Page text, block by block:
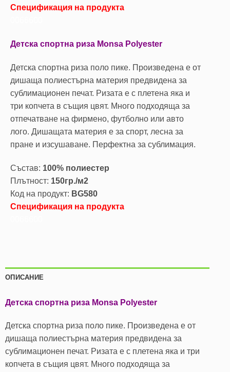
Спецификация на продукта
Детска спортна риза Monsa Polyester
Детска спортна риза поло пике. Произведена е от
дишаща полиестърна материя предвидена за
сублимационен печат. Ризата е с плетена яка и
три копчета в същия цвят. Много подходяща за
отпечатване на фирмено, футболно или авто
лого. Дишащата материя е за спорт, леснa за
пране и изсушаване. Перфектна за сублимация.
Състав: 100% полиестер
Плътност: 150гр./м2
Код на продукт: BG580
Спецификация на продукта
ОПИСАНИЕ
Детска спортна риза Monsa Polyester
Детска спортна риза поло пике. Произведена е от
дишаща полиестърна материя предвидена за
сублимационен печат. Ризата е с плетена яка и три
копчета в същия цвят. Много подходяща за